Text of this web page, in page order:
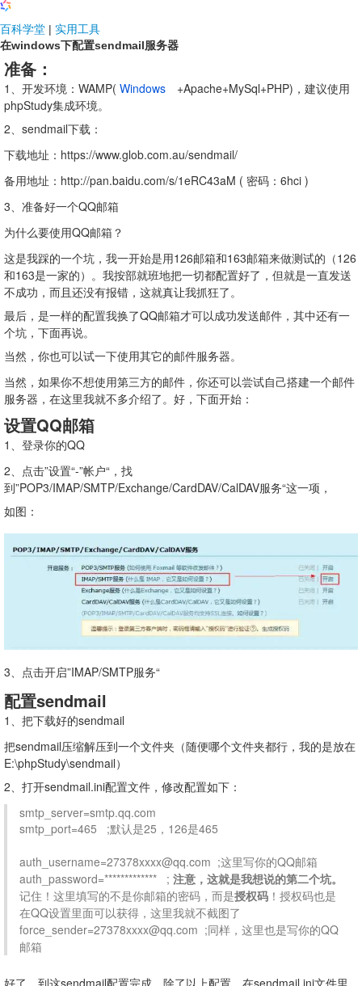
NDF国际
百科学堂 | 实用工具
在windows下配置sendmail服务器
准备：
1、开发环境：WAMP( Windows
+Apache+MySql+PHP)，建议使用
phpStudy集成环境。
2、sendmail下载：
下载地址：https://www.glob.com.au/sendmail/
备用地址：http://pan.baidu.com/s/1eRC43aM ( 密码：6hci )
3、准备好一个QQ邮箱
为什么要使用QQ邮箱？
这是我踩的一个坑，我一开始是用126邮箱和163邮箱来做测试的（126
和163是一家的）。我按部就班地把一切都配置好了，但就是一直发送
不成功，而且还没有报错，这就真让我抓狂了。
最后，是一样的配置我换了QQ邮箱才可以成功发送邮件，其中还有一
个坑，下面再说。
当然，你也可以试一下使用其它的邮件服务器。
当然，如果你不想使用第三方的邮件，你还可以尝试自己搭建一个邮件
服务器，在这里我就不多介绍了。好，下面开始：
设置QQ邮箱
1、登录你的QQ
2、点击”设置“-”帐户“，找
到”POP3/IMAP/SMTP/Exchange/CardDAV/CalDAV服务“这一项，
如图：
3、点击开启”IMAP/SMTP服务“
配置sendmail
1、把下载好的sendmail
把sendmail压缩解压到一个文件夹（随便哪个文件夹都行，我的是放在
E:\phpStudy\sendmail）
2、打开sendmail.ini配置文件，修改配置如下：
smtp_server=smtp.qq.com
smtp_port=465   ;默认是25，126是465
auth_username=27378xxxx@qq.com  ;这里写你的QQ邮箱
auth_password=*************   ; 注意，这就是我想说的第二个坑。
记住！这里填写的不是你邮箱的密码，而是授权码 ！授权码也是
在QQ设置里面可以获得，这里我就不截图了
force_sender=27378xxxx@qq.com  ;同样，这里也是写你的QQ
邮箱